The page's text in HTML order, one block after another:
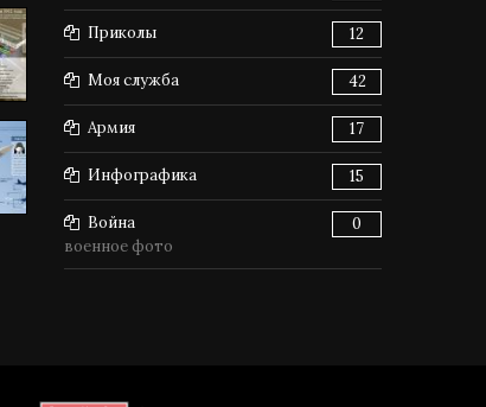
Приколы 12
Моя служба 42
Армия 17
Инфографика 15
Война
0
военное фото